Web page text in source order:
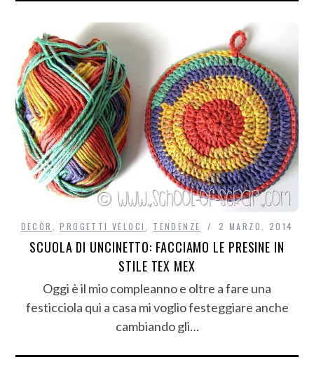
DECÒR ,PROGETTI VELOCI TENDENZE 2 MARZO, 2014
SCUOLA DI UNCINETTO: FACCIAMO LE PRESINE IN
STILE TEX MEX
Oggi è il mio compleanno e oltre a fare una
festicciola qui a casa mi voglio festeggiare anche
cambiando gli…